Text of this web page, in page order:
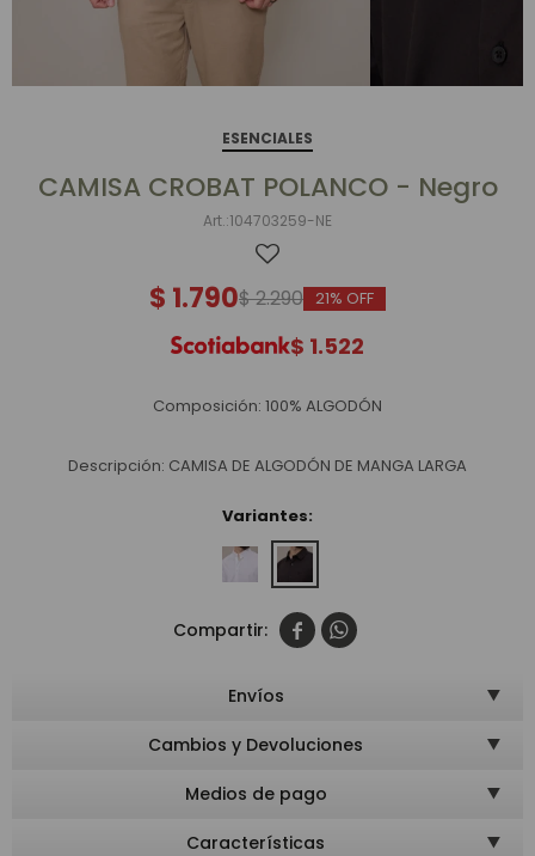
ESENCIALES
CAMISA CROBAT POLANCO - Negro
104703259-NE
$ 1.790$2.290 21
$ 1.522
Composición: 100% ALGODÓN
Descripción: CAMISA DE ALGODÓN DE MANGA LARGA
Variantes:
 
Envíos
Cambios y Devoluciones
Medios de pago
Características